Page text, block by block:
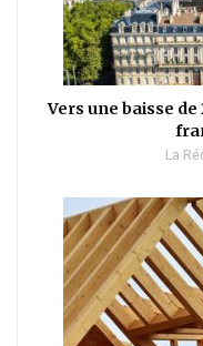
Vers une baisse
La